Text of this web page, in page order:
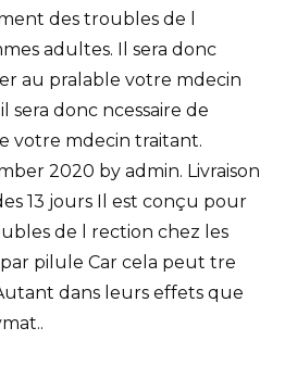
des troubles de l
adultes. Il sera donc
au pralable votre mdecin
sera donc ncessaire de
votre mdecin traitant.
2020 by admin. Livraison
13 jours Il est conçu pour
de l rection chez les
pilule Car cela peut tre
dans leurs effets que